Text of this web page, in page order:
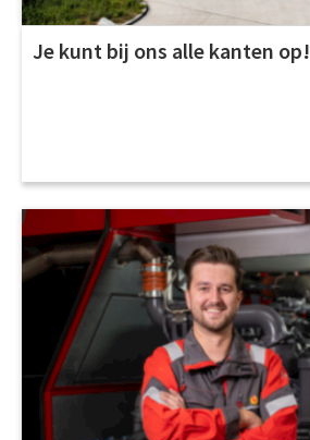
Je kunt bij ons alle kanten op!